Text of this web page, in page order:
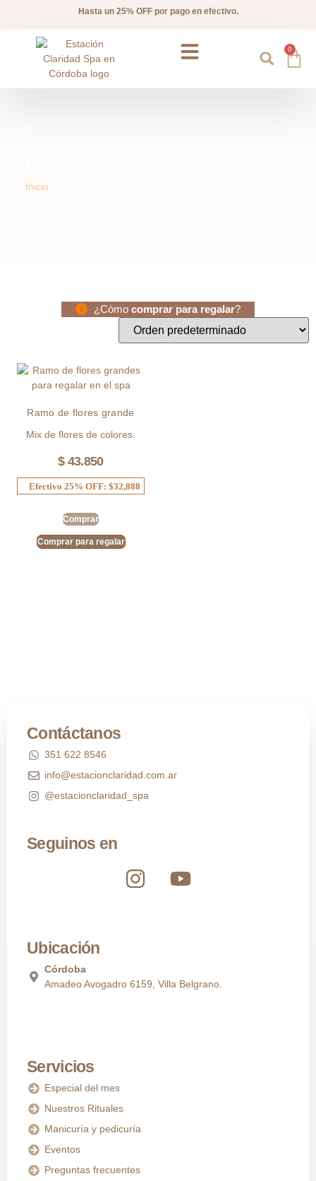
Hasta un 25% OFF por pago en efectivo.
0
Inicio
¿Cómocomprar para regalar?
Ramo de flores grande
Mix de flores de colores.
$43.850
Efectivo 25% OFF: $32,888
Comprar
Comprar para regalar
Contáctanos
351 622 8546
info@estacionclaridad.com.ar
@estacionclaridad_spa
Seguinos en
Ubicación
Córdoba
Amadeo Avogadro 6159, Villa Belgrano.
Servicios
Especial del mes
Nuestros Rituales
Manicuría y pedicuría
Eventos
Preguntas frecuentes